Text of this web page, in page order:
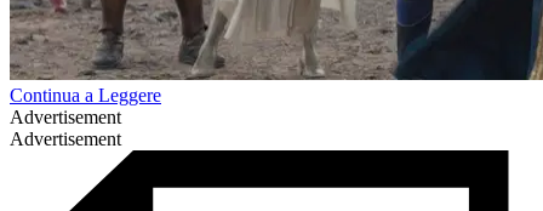
Continua a Leggere
Advertisement
Advertisement